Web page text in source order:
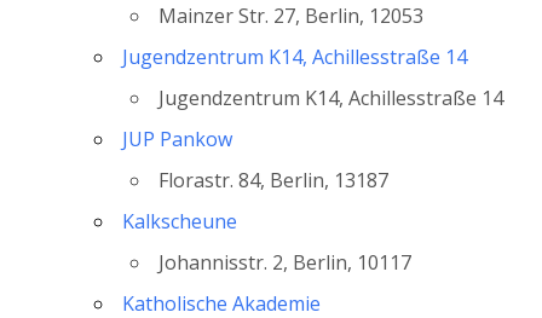
Mainzer Str. 27, Berlin, 12053
Jugendzentrum K14, Achillesstraße 14
Jugendzentrum K14, Achillesstraße 14
JUP Pankow
Florastr. 84, Berlin, 13187
Kalkscheune
Johannisstr. 2, Berlin, 10117
Katholische Akademie